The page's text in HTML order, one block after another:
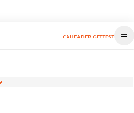
CAHEADER.GETTEST